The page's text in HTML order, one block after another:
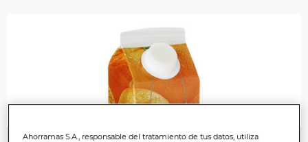
Ahorramas S.A., responsable del tratamiento de tus datos, utiliza